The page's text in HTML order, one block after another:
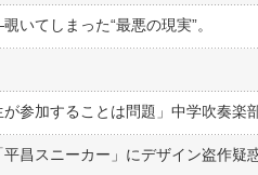
いてしまった“最悪の現実”。
昌スニーカー」にデザイン盗作疑